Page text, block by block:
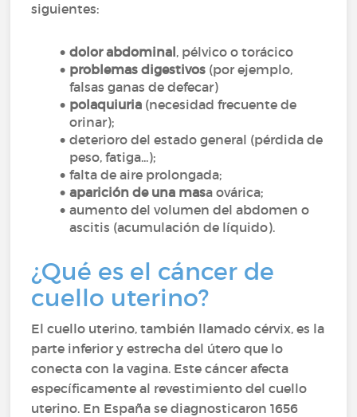
siguientes:
dolor abdominal, pélvico o torácico
problemas digestivos (por ejemplo,
falsas ganas de defecar)
polaquiuria (necesidad frecuente de
orinar);
deterioro del estado general (pérdida de
peso, fatiga...);
falta de aire prolongada;
aparición de una masa ovárica;
aumento del volumen del abdomen o
ascitis (acumulación de líquido).
¿Qué es el cáncer de
cuello uterino?
El cuello uterino, también llamado cérvix, es la
parte inferior y estrecha del útero que lo
conecta con la vagina. Este cáncer afecta
específicamente al revestimiento del cuello
uterino. En España se diagnosticaron 1656